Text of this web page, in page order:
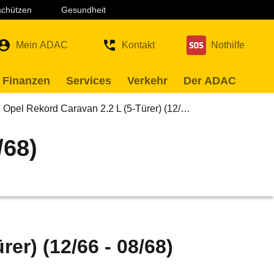
Gesundheit
Mein ADAC Kontakt Nothilfe
Services Verkehr Der ADAC
Opel Rekord Caravan 2.2 L (5-Türer) (12/…
(12/66 - 08/68)